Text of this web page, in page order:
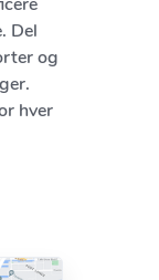
Del
og
hver